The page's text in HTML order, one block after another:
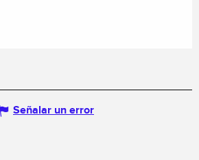
Señalar un error